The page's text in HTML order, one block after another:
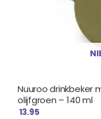
Nuuroo drinkbeker
olijfgroen – 140 ml
13.95